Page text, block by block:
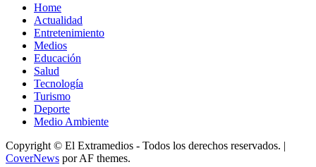
Home
Actualidad
Entretenimiento
Medios
Educación
Salud
Tecnología
Turismo
Deporte
Medio Ambiente
Copyright © El Extramedios - Todos los derechos reservados. |
CoverNews por AF themes.